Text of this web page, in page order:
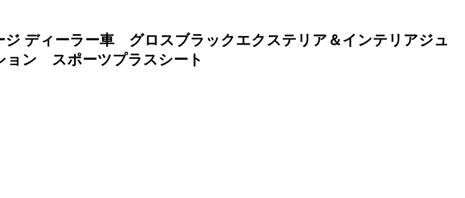
ディーラー車 グロスブラックエクステリア＆インテリアジュ
ョン スポーツプラスシート